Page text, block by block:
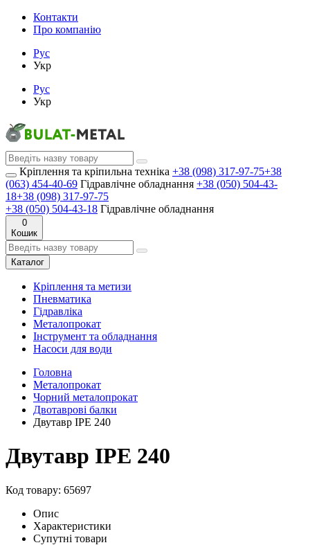
Контакти
Про компанію
Рус
Укр
Рус
Укр
Кріплення та кріпильна техніка +38 (098) 317-97-75+38
(063) 454-40-69 Гідравлічне обладнання +38 (050) 504-43-
18+38 (098) 317-97-75
+38 (050) 504-43-18 Гідравлічне обладнання
0
Кошик
Каталог
Кріплення та метизи
Пневматика
Гідравліка
Металопрокат
Інструмент та обладнання
Насоси для води
Головна
Металопрокат
Чорний металопрокат
Двотаврові балки
Двутавр IPE 240
Двутавр IPE 240
Код товару: 65697
Опис
Характеристики
Супутні товари